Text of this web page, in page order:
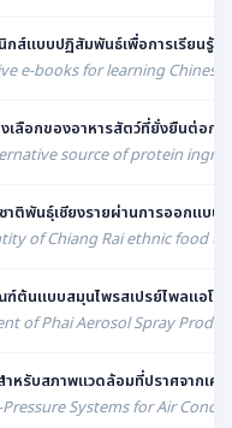
ส์แบบปฏิสัมพันธ์เพื่อการเรียนรู้ภ
e-books for learning
เลือกของอาหารสัตว์ที่ยั่งยืนต่อกา
source of protein
ติพันธุ์เชียงรายผ่านการออกแบบ
of Chiang Rai ethnic food
ต้นแบบสมุนไพรสเปรย์ไพลแอโร
of Phai Aerosol Spray
หรับสภาพแวดล้อมที่ปราศจากเค
Systems for Air